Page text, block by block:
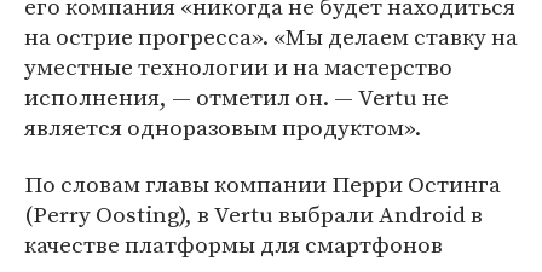
на острие прогресса». «Мы делаем ставку на
уместные технологии и на мастерство
исполнения, — отметил он. — Vertu не
является одноразовым продуктом».
По словам главы компании Перри Остинга
(Perry Oosting), в Vertu выбрали Android в
качестве платформы для смартфонов